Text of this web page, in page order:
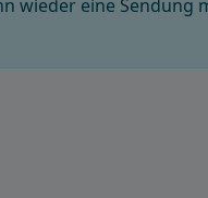
wieder eine Sendung